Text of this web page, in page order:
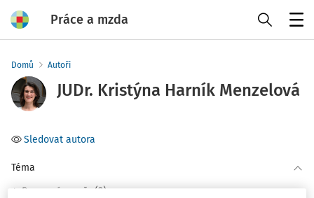
Práce a mzda
Domů Autoři
JUDr. Kristýna Harník Menzelová
Sledovat autora
Téma
Pracovní poměr
(2)